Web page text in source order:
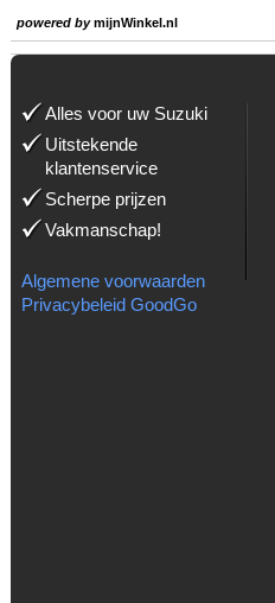
powered bymijnWinkel.nl
Alles voor uw Suzuki
Uitstekende
klantenservice
Scherpe prijzen
Vakmanschap!
Algemene voorwaarden
Privacybeleid GoodGo